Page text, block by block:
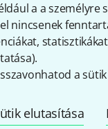
a a
nincsenek
).
a
elutasítása